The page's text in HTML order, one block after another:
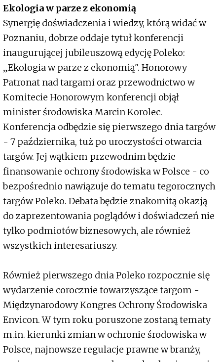
Ekologia w parze z ekonomią
Synergię doświadczenia i wiedzy, którą widać w
Poznaniu, dobrze oddaje tytuł konferencji
inaugurującej jubileuszową edycję Poleko:
„Ekologia w parze z ekonomią". Honorowy
Patronat nad targami oraz przewodnictwo w
Komitecie Honorowym konferencji objął
minister środowiska Marcin Korolec.
Konferencja odbędzie się pierwszego dnia targów
- 7 października, tuż po uroczystości otwarcia
targów. Jej wątkiem przewodnim będzie
finansowanie ochrony środowiska w Polsce - co
bezpośrednio nawiązuje do tematu tegorocznych
targów Poleko. Debata będzie znakomitą okazją
do zaprezentowania poglądów i doświadczeń nie
tylko podmiotów biznesowych, ale również
wszystkich interesariuszy.
Również pierwszego dnia Poleko rozpocznie się
wydarzenie corocznie towarzyszące targom -
Międzynarodowy Kongres Ochrony Środowiska
Envicon. W tym roku poruszone zostaną tematy
m.in. kierunki zmian w ochronie środowiska w
Polsce, najnowsze regulacje prawne w branży,